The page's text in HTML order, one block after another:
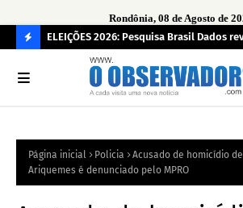
Rondônia, 08 de Agosto de
O
R
mais
ELEIÇÕES 2026: Pesquisa Brasil Dados
disputa pelo Governo de Rondônia
Página inicial Policia
Acusado de homicídio
Ariquemes é denunciado pelo MPRO